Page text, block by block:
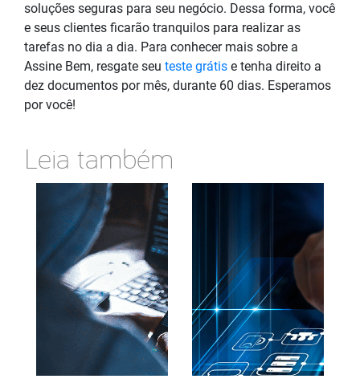
soluções seguras para seu negócio. Dessa forma, você
e seus clientes ficarão tranquilos para realizar as
tarefas no dia a dia. Para conhecer mais sobre a
Assine Bem, resgate seu teste grátis e tenha direito a
dez documentos por mês, durante 60 dias. Esperamos
por você!
Leia também